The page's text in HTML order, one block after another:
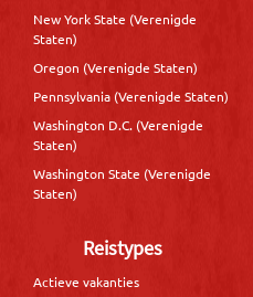
New York State (Verenigde
Staten)
Oregon (Verenigde Staten)
Pennsylvania (Verenigde Staten)
Washington D.C. (Verenigde
Staten)
Washington State (Verenigde
Staten)
Reistypes
Actieve vakanties